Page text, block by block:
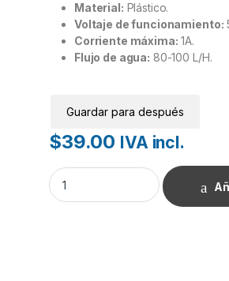
Material: Plástico.
Voltaje de funcionamiento:
Corriente máxima: 1A.
Flujo de agua: 80-100 L/H.
Guardar para después
$39.00 IVA incl.
Bomba de agua sumergible